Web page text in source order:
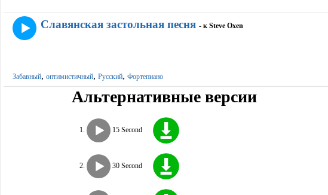
Славянская застольная песня - к Steve Oxen
Забавный, оптимистичный, Русский, Фортепиано
Альтернативные версии
15 Second
30 Second